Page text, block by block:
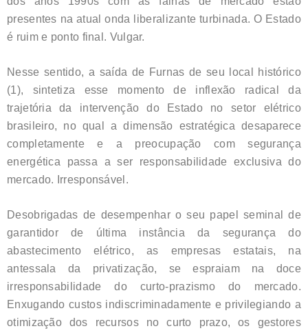
presentes na atual onda liberalizante turbinada. O Estado
é ruim e ponto final. Vulgar.
Nesse sentido, a saída de Furnas de seu local histórico
(1), sintetiza esse momento de inflexão radical da
trajetória da intervenção do Estado no setor elétrico
brasileiro, no qual a dimensão estratégica desaparece
completamente e a preocupação com segurança
energética passa a ser responsabilidade exclusiva do
mercado. Irresponsável.
Desobrigadas de desempenhar o seu papel seminal de
garantidor de última instância da segurança do
abastecimento elétrico, as empresas estatais, na
antessala da privatização, se espraiam na doce
irresponsabilidade do curto-prazismo do mercado.
Enxugando custos indiscriminadamente e privilegiando a
otimização dos recursos no curto prazo, os gestores